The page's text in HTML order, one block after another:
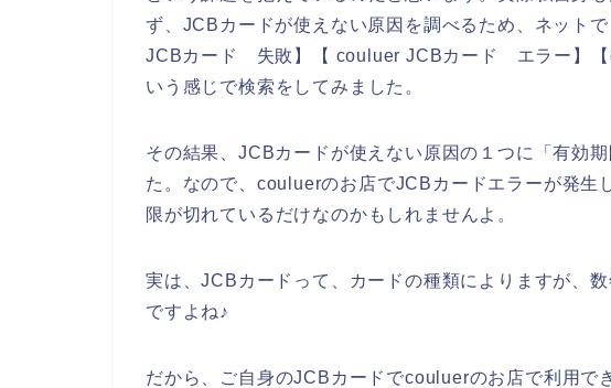
ず、JCBカードが使えない原因を調べるため、ネット
JCBカード 失敗】【 couluer JCBカード エラー】
いう感じで検索をしてみました。
その結果、JCBカードが使えない原因の１つに「有効
た。なので、couluerのお店でJCBカードエラーが発生
限が切れているだけなのかもしれませんよ。
実は、JCBカードって、カードの種類によりますが、
ですよね♪
だから、ご自身のJCBカードでcouluerのお店で利用で